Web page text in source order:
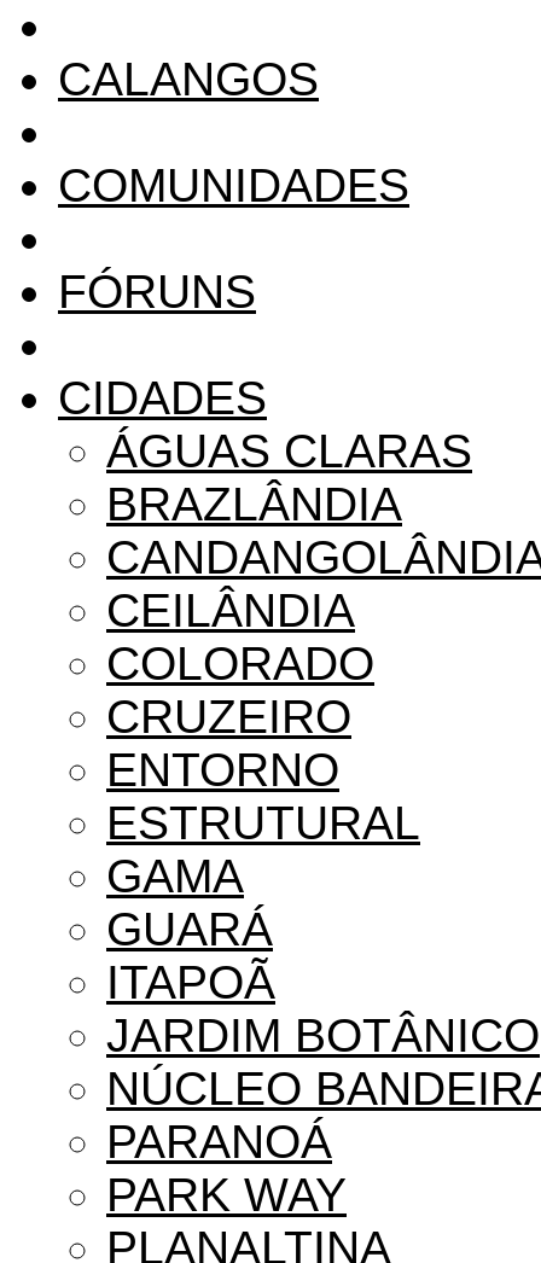
CALANGOS
COMUNIDADES
FÓRUNS
CIDADES
ÁGUAS CLARAS
BRAZLÂNDIA
CEILÂNDIA
COLORADO
CRUZEIRO
ENTORNO
ESTRUTURAL
GAMA
GUARÁ
ITAPOÃ
JARDIM BOTÂNICO
NÚCLEO
PARANOÁ
PARK WAY
PLANALTINA